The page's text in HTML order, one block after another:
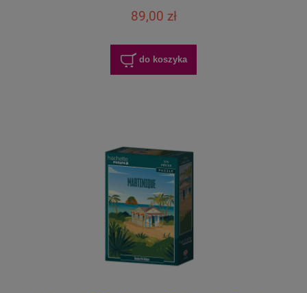
89,00 zł
do koszyka